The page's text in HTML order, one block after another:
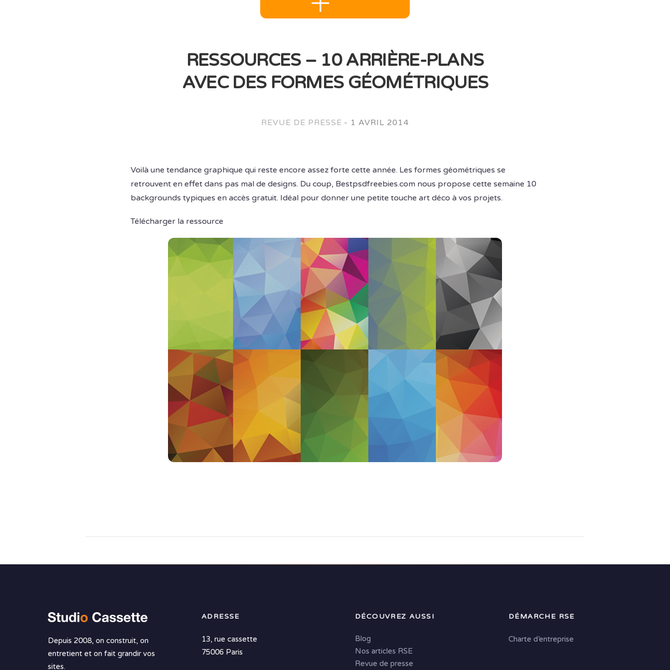
RESSOURCES – 10 ARRIÈRE-PLANS
AVEC DES FORMES GÉOMÉTRIQUES
REVUE DE PRESSE - 1 AVRIL 2014
Voilà une tendance graphique qui reste encore assez forte cette année. Les formes géométriques se
retrouvent en effet dans pas mal de designs. Du coup, Bestpsdfreebies.com nous propose cette semaine 10
backgrounds typiques en accès gratuit. Idéal pour donner une petite touche art déco à vos projets.
Télécharger la ressource
Depuis 2008, on construit, on
entretient et on fait grandir vos
sites.
ADRESSE
13, rue cassette
75006 Paris
DÉCOUVREZ AUSSI
Blog
Nos articles RSE
Revue de presse
DÉMARCHE RSE
Charte d’entreprise